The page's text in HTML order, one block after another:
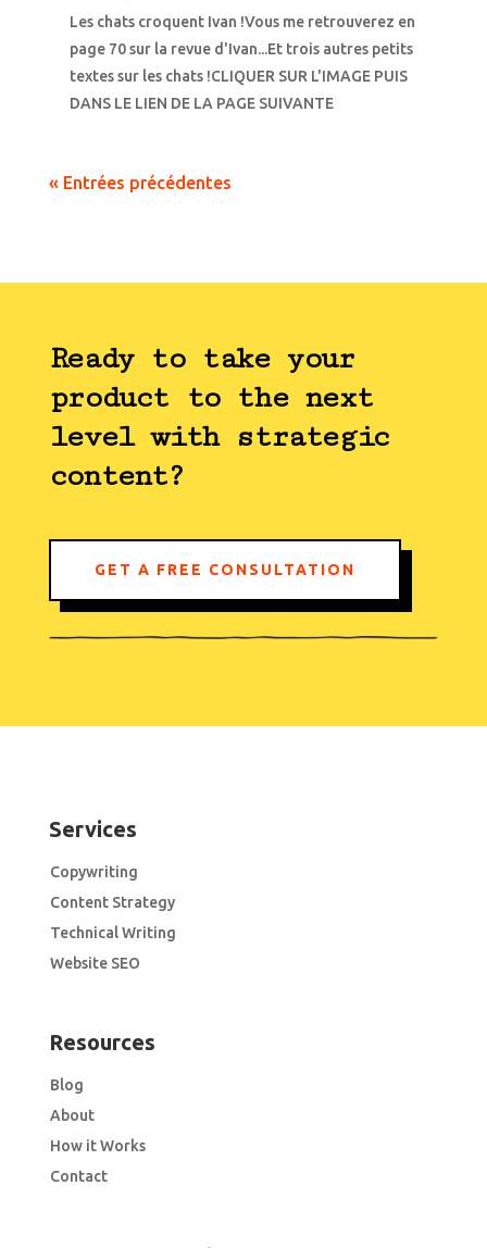
Les chats croquent Ivan !Vous me retrouverez en
page 70 sur la revue d'Ivan...Et trois autres petits
textes sur les chats !CLIQUER SUR L'IMAGE PUIS
DANS LE LIEN DE LA PAGE SUIVANTE
« Entrées précédentes
Ready to take your
product to the next
level with strategic
content?
GET A FREE CONSULTATION
Services
Copywriting
Content Strategy
Technical Writing
Website SEO
Resources
Blog
About
How it Works
Contact